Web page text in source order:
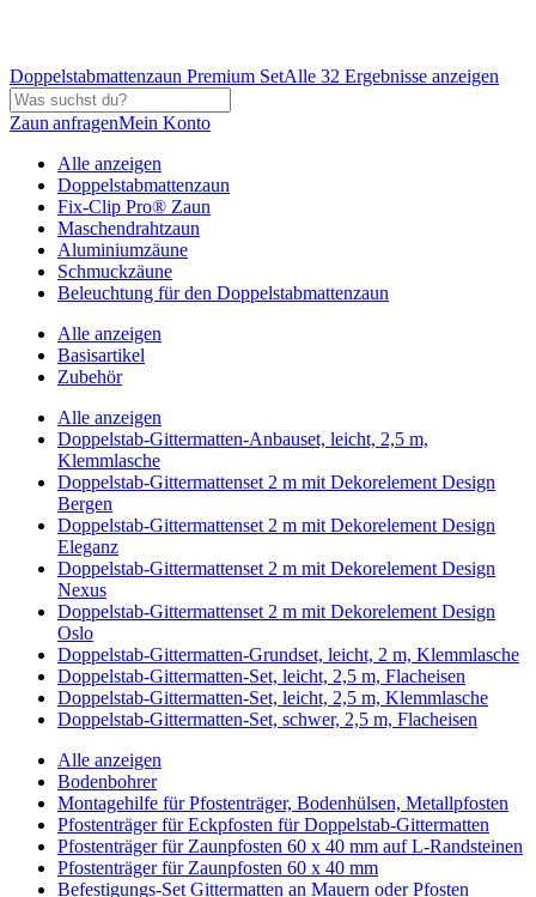
Doppelstabmattenzaun Premium SetAlle 32 Ergebnisse anzeigen
Zaun anfragenMein Konto
Alle anzeigen
Doppelstabmattenzaun
Fix-Clip Pro® Zaun
Maschendrahtzaun
Aluminiumzäune
Schmuckzäune
Beleuchtung für den Doppelstabmattenzaun
Alle anzeigen
Basisartikel
Zubehör
Alle anzeigen
Doppelstab-Gittermatten-Anbauset, leicht, 2,5 m,
Klemmlasche
Doppelstab-Gittermattenset 2 m mit Dekorelement Design
Bergen
Doppelstab-Gittermattenset 2 m mit Dekorelement Design
Eleganz
Doppelstab-Gittermattenset 2 m mit Dekorelement Design
Nexus
Doppelstab-Gittermattenset 2 m mit Dekorelement Design
Oslo
Doppelstab-Gittermatten-Grundset, leicht, 2 m, Klemmlasche
Doppelstab-Gittermatten-Set, leicht, 2,5 m, Flacheisen
Doppelstab-Gittermatten-Set, leicht, 2,5 m, Klemmlasche
Doppelstab-Gittermatten-Set, schwer, 2,5 m, Flacheisen
Alle anzeigen
Bodenbohrer
Montagehilfe für Pfostenträger, Bodenhülsen, Metallpfosten
Pfostenträger für Eckpfosten für Doppelstab-Gittermatten
Pfostenträger für Zaunpfosten 60 x 40 mm auf L-Randsteinen
Pfostenträger für Zaunpfosten 60 x 40 mm
Befestigungs-Set Gittermatten an Mauern oder Pfosten